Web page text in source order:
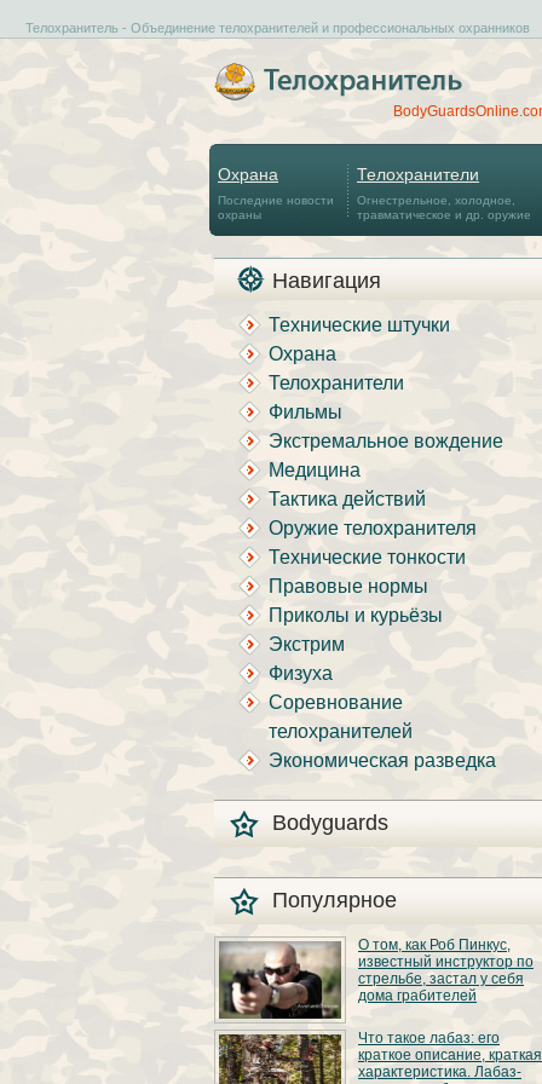
Телохранитель - Объединение телохранителей и профессиональных охранников
Охрана
Последние новости
охраны
Телохранители
Огнестрельное, холодное,
травматическое и др. оружие
Навигация
Технические штучки
Охрана
Телохранители
Фильмы
Экстремальное вождение
Медицина
Тактика действий
Оружие телохранителя
Технические тонкости
Правовые нормы
Приколы и курьёзы
Экстрим
Физуха
Соревнование
телохранителей
Экономическая разведка
Bodyguards
Популярное
О том, как Роб Пинкус,
известный инструктор по
стрельбе, застал у себя
дома грабителей
Вот вы всё говорите:
«В США круто, там
можно любого
постороннего в своём
Что такое лабаз: его
краткое описание, краткая
характеристика. Лабаз-